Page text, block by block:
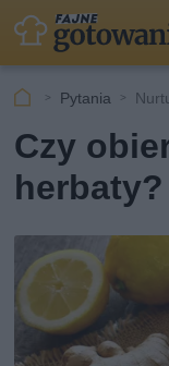
Pytania
Czy
herbaty?